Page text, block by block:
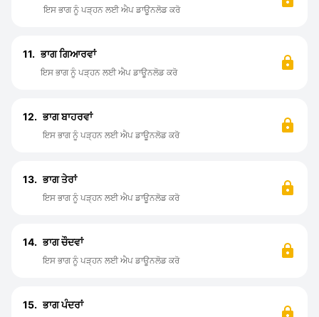
ਇਸ ਭਾਗ ਨੂੰ ਪੜ੍ਹਨ ਲਈ ਐਪ ਡਾਊਨਲੋਡ ਕਰੋ
11. ਭਾਗ ਗਿਆਰਵਾਂ
ਇਸ ਭਾਗ ਨੂੰ ਪੜ੍ਹਨ ਲਈ ਐਪ ਡਾਊਨਲੋਡ ਕਰੋ
12. ਭਾਗ ਬਾਹਰਵਾਂ
ਇਸ ਭਾਗ ਨੂੰ ਪੜ੍ਹਨ ਲਈ ਐਪ ਡਾਊਨਲੋਡ ਕਰੋ
13. ਭਾਗ ਤੇਰਾਂ
ਇਸ ਭਾਗ ਨੂੰ ਪੜ੍ਹਨ ਲਈ ਐਪ ਡਾਊਨਲੋਡ ਕਰੋ
14. ਭਾਗ ਚੌਦਵਾਂ
ਇਸ ਭਾਗ ਨੂੰ ਪੜ੍ਹਨ ਲਈ ਐਪ ਡਾਊਨਲੋਡ ਕਰੋ
15. ਭਾਗ ਪੰਦਰਾਂ